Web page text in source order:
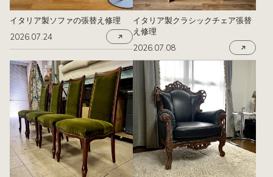
イタリア製ソファの張替え修理
2026.07.24
イタリア製クラシックチェア張替
え修理
2026.07.08